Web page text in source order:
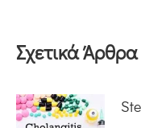
Σχετικά Άρθρα